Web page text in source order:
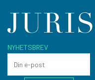
NYHETSBREV